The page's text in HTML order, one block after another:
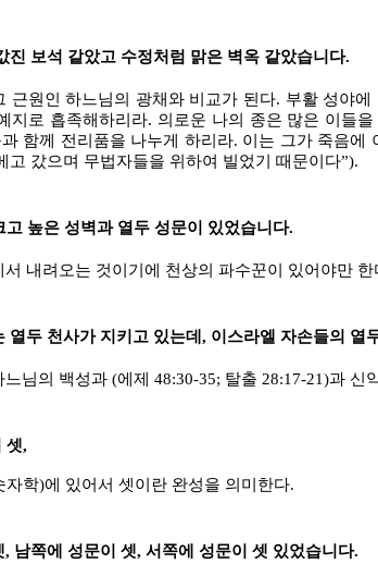
진 보석 같았고 수정처럼 맑은 벽옥 같았습니다.
근원인 하느님의 광채와 비교가 된다. 부활 성야
지로 흡족해하리라. 의로운 나의 종은 많은 이들
함께 전리품을 나누게 하리라. 이는 그가 죽음
고 갔으며 무법자들을 위하여 빌었기 때문이다”).
고 높은 성벽과 열두 성문이 있었습니다.
서 내려오는 것이기에 천상의 파수꾼이 있어야만 한
열두 천사가 지키고 있는데, 이스라엘 자손들의 열
느님의 백성과 (에제 48:30-35; 탈출 28:17-21)과
셋,
자학)에 있어서 셋이란 완성을 의미한다.
, 남쪽에 성문이 셋, 서쪽에 성문이 셋 있었습니다.